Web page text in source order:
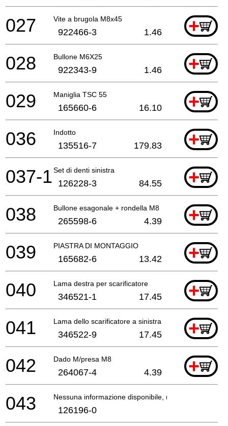
Vite a brugola M8x45 +
027 922466-3 1.46
Bullone M6X25 +
028 922343-9 1.46
Maniglia TSC 55 +
029 165660-6 16.10
Indotto +
036 135516-7 179.83
Set di denti sinistra +
037-1 126228-3 84.55
Bullone esagonale + rondella M8 +
038 265598-6 4.39
PIASTRA DI MONTAGGIO +
039 165682-6 13.42
Lama destra per scarificatore +
040 346521-1 17.45
Lama dello scarificatore a sinistra +
041 346522-9 17.45
Dado M/presa M8 +
042 264067-4 4.39
Nessuna informazione disponibile, non ordinabile
043 126196-0